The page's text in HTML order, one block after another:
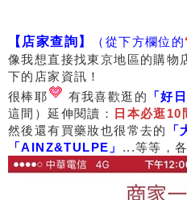
【店家查詢】 （從下方欄位的
像我想直接找東京地區的購物
下的店家資訊！
很棒耶
有我喜歡逛的 「好
這間）延伸閱讀：
日本必逛
然後還有買藥妝也很常去的
「AINZ&TULPE」 ...等等，